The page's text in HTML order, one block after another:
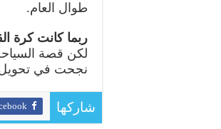
طوال العام.
ربما كانت كرة
لكن قصة
نجحت في تحويل
شاركها